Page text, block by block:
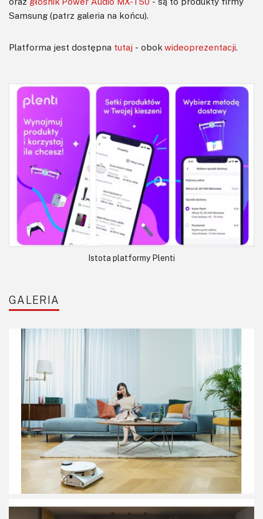
Samsung (patrz galeria na końcu).
Platforma jest dostępna tutaj - obok wideoprezentacji.
Istota platformy Plenti
GALERIA